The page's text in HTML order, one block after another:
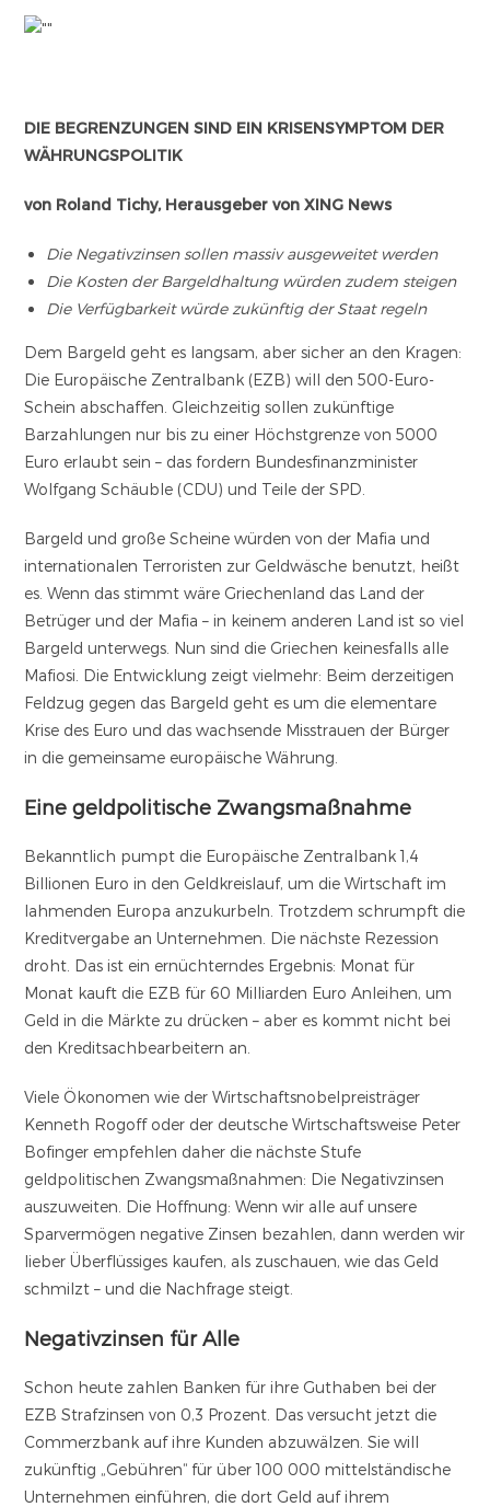
DIE BEGRENZUNGEN SIND EIN KRISENSYMPTOM DER
WÄHRUNGSPOLITIK
von Roland Tichy, Herausgeber von XING News
Die Negativzinsen sollen massiv ausgeweitet werden
Die Kosten der Bargeldhaltung würden zudem steigen
Die Verfügbarkeit würde zukünftig der Staat regeln
Dem Bargeld geht es langsam, aber sicher an den Kragen:
Die Europäische Zentralbank (EZB) will den 500-Euro-
Schein abschaffen. Gleichzeitig sollen zukünftige
Barzahlungen nur bis zu einer Höchstgrenze von 5000
Euro erlaubt sein – das fordern Bundesfinanzminister
Wolfgang Schäuble (CDU) und Teile der SPD.
Bargeld und große Scheine würden von der Mafia und
internationalen Terroristen zur Geldwäsche benutzt, heißt
es. Wenn das stimmt wäre Griechenland das Land der
Betrüger und der Mafia – in keinem anderen Land ist so viel
Bargeld unterwegs. Nun sind die Griechen keinesfalls alle
Mafiosi. Die Entwicklung zeigt vielmehr: Beim derzeitigen
Feldzug gegen das Bargeld geht es um die elementare
Krise des Euro und das wachsende Misstrauen der Bürger
in die gemeinsame europäische Währung.
Eine geldpolitische Zwangsmaßnahme
Bekanntlich pumpt die Europäische Zentralbank 1,4
Billionen Euro in den Geldkreislauf, um die Wirtschaft im
lahmenden Europa anzukurbeln. Trotzdem schrumpft die
Kreditvergabe an Unternehmen. Die nächste Rezession
droht. Das ist ein ernüchterndes Ergebnis: Monat für
Monat kauft die EZB für 60 Milliarden Euro Anleihen, um
Geld in die Märkte zu drücken – aber es kommt nicht bei
den Kreditsachbearbeitern an.
Viele Ökonomen wie der Wirtschaftsnobelpreisträger
Kenneth Rogoff oder der deutsche Wirtschaftsweise Peter
Bofinger empfehlen daher die nächste Stufe
geldpolitischen Zwangsmaßnahmen: Die Negativzinsen
auszuweiten. Die Hoffnung: Wenn wir alle auf unsere
Sparvermögen negative Zinsen bezahlen, dann werden wir
lieber Überflüssiges kaufen, als zuschauen, wie das Geld
schmilzt – und die Nachfrage steigt.
Negativzinsen für Alle
Schon heute zahlen Banken für ihre Guthaben bei der
EZB Strafzinsen von 0,3 Prozent. Das versucht jetzt die
Commerzbank auf ihre Kunden abzuwälzen. Sie will
zukünftig „Gebühren“ für über 100 000 mittelständische
Unternehmen einführen, die dort Geld auf ihrem